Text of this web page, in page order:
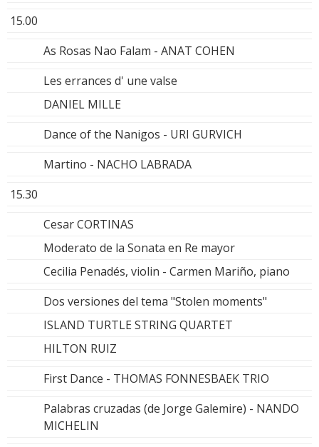
15.00
As Rosas Nao Falam - ANAT COHEN
Les errances d' une valse
DANIEL MILLE
Dance of the Nanigos - URI GURVICH
Martino - NACHO LABRADA
15.30
Cesar CORTINAS
Moderato de la Sonata en Re mayor
Cecilia Penadés, violin - Carmen Mariño, piano
Dos versiones del tema "Stolen moments"
ISLAND TURTLE STRING QUARTET
HILTON RUIZ
First Dance - THOMAS FONNESBAEK TRIO
Palabras cruzadas (de Jorge Galemire) - NANDO
MICHELIN